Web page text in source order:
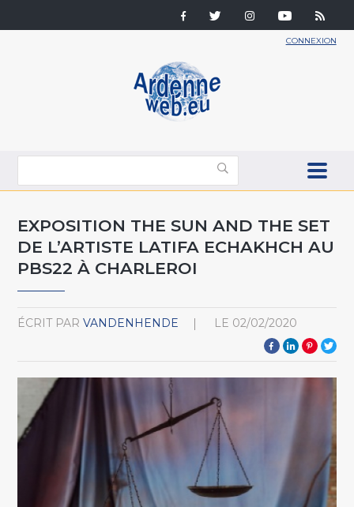
CONNEXION
EXPOSITION THE SUN AND THE SET
DE L’ARTISTE LATIFA ECHAKHCH AU
PBS22 À CHARLEROI
ÉCRIT PAR VANDENHENDE LE 02/02/2020